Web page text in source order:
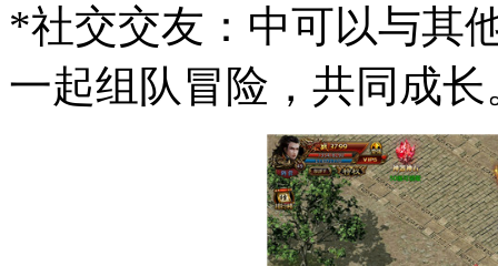
*社交交友：中可以与其
一起组队冒险，共同成长